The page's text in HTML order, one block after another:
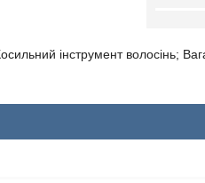
інструмент волосінь;